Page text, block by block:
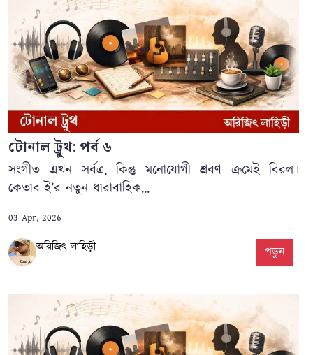
টোনাল ট্রুথ: পর্ব ৬
সংগীত এখন সর্বত্র, কিন্তু মনোযোগী শ্রবণ ক্রমেই বিরল।
কেতাব-ই’র নতুন ধারাবাহিক...
03 Apr, 2026
অরিজিৎ লাহিড়ী পড়ুন